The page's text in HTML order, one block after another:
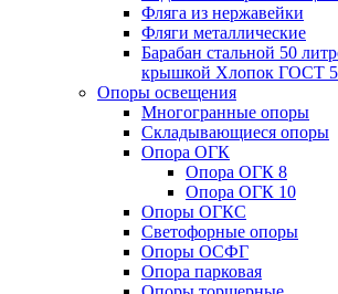
Фляга из нержавейки
Фляги металлические
Барабан стальной 50
крышкой Хлопок ГОСТ
Опоры освещения
Многогранные опоры
Складывающиеся опоры
Опора ОГК
Опора ОГК 8
Опора ОГК 10
Опоры ОГКС
Светофорные опоры
Опоры ОСФГ
Опора парковая